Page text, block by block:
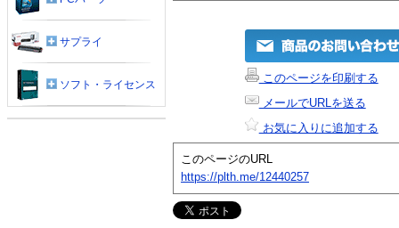
このページを印刷する
メールでURLを送る
お気に入りに追加する
このページのURL
https://plth.me/12440257
サプライ
ソフト・ライセンス